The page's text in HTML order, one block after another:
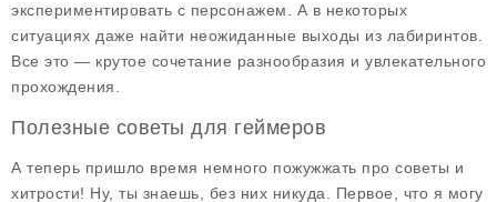
экспериментировать с персонажем. А в некоторых
ситуациях даже найти неожиданные выходы из лабиринтов.
Все это — крутое сочетание разнообразия и увлекательного
прохождения.
Полезные советы для геймеров
А теперь пришло время немного пожужжать про советы и
хитрости! Ну, ты знаешь, без них никуда. Первое, что я могу